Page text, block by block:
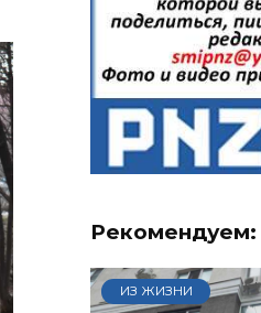
Рекомендуем:
ИЗ ЖИЗНИ